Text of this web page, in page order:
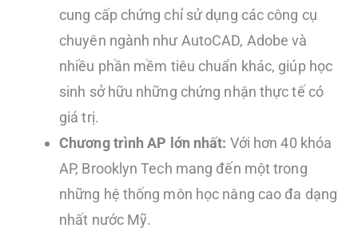
cung cấp chứng chỉ sử dụng các công cụ
chuyên ngành như AutoCAD, Adobe và
nhiều phần mềm tiêu chuẩn khác, giúp học
sinh sở hữu những chứng nhận thực tế có
giá trị.
Chương trình AP lớn nhất: Với hơn 40 khóa
AP, Brooklyn Tech mang đến một trong
những hệ thống môn học nâng cao đa dạng
nhất nước Mỹ.